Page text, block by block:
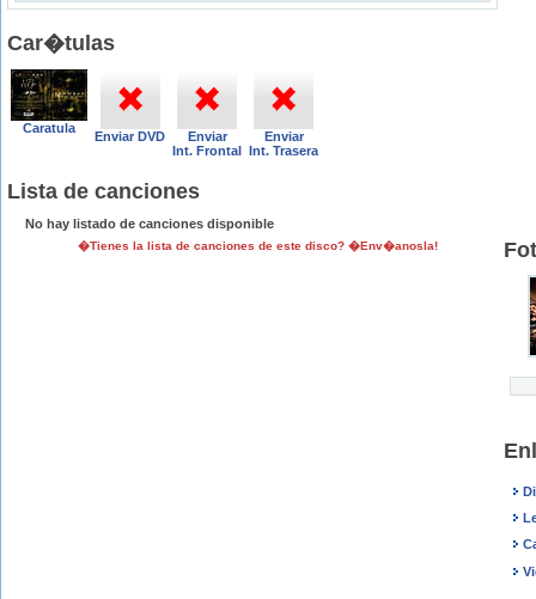
Car�tulas
Caratula
Enviar DVD
Enviar
Int. Frontal
Enviar
Int. Trasera
Lista de canciones
No hay listado de canciones disponible
�Tienes la lista de canciones de este disco? �Env�anosla!